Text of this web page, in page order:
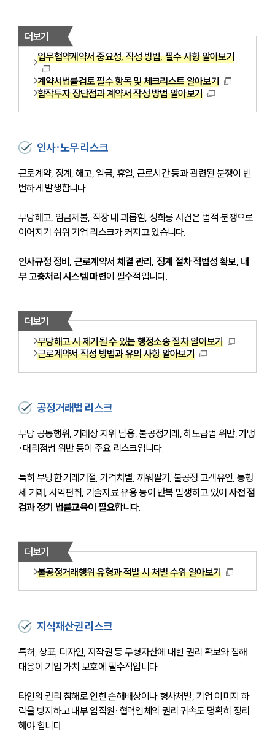
더보기
업무협약계약서 중요성, 작성 방법, 필수 사항 알아보기
계약서법률검토 필수 항목 및 체크리스트 알아보기
합작투자 장단점과 계약서 작성 방법 알아보기
인사·노무 리스크
근로계약, 징계, 해고, 임금, 휴일, 근로시간 등과 관련된 분쟁이 빈
번하게 발생합니다.
부당해고, 임금체불, 직장 내 괴롭힘, 성희롱 사건은 법적 분쟁으로
이어지기 쉬워 기업 리스크가 커지고 있습니다.
인사규정 정비, 근로계약서 체결 관리, 징계 절차 적법성 확보, 내
부 고충처리 시스템 마련이 필수적입니다.
더보기
부당해고 시 제기될 수 있는 행정소송 절차 알아보기
근로계약서 작성 방법과 유의 사항 알아보기
공정거래법 리스크
부당 공동행위, 거래상 지위 남용, 불공정거래, 하도급법 위반, 가맹
·대리점법 위반 등이 주요 리스크입니다.
특히 부당한 거래거절, 가격차별, 끼워팔기, 불공정 고객유인, 통행
세 거래, 사익편취, 기술자료 유용 등이 반복 발생하고 있어 사전 점
검과 정기 법률교육이 필요합니다.
더보기
불공정거래행위 유형과 적발 시 처벌 수위 알아보기
지식재산권 리스크
특허, 상표, 디자인, 저작권 등 무형자산에 대한 권리 확보와 침해
대응이 기업 가치 보호에 필수적입니다.
타인의 권리 침해로 인한 손해배상이나 형사처벌, 기업 이미지 하
락을 방지하고 내부 임직원·협력업체의 권리 귀속도 명확히 정리
해야 합니다.